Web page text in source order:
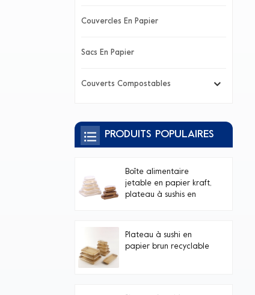
Couvercles En Papier
Sacs En Papier
Couverts Compostables
PRODUITS POPULAIRES
Boîte alimentaire
jetable en papier kraft,
plateau à sushis en
Plateau à sushi en
papier brun recyclable